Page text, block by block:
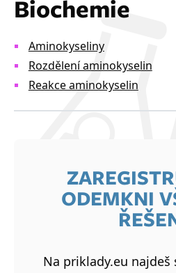
Biochemie
Aminokyseliny
Rozdělení aminokyselin
Reakce aminokyselin
ODEMKNI
Na priklady.eu najdeš